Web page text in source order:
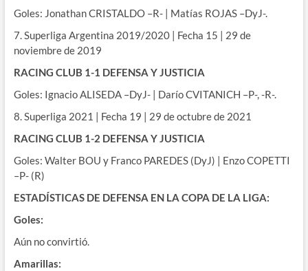
Goles: Jonathan CRISTALDO –R- | Matías ROJAS –DyJ-.
7. Superliga Argentina 2019/2020 | Fecha 15 | 29 de
noviembre de 2019
RACING CLUB 1-1 DEFENSA Y JUSTICIA
Goles: Ignacio ALISEDA –DyJ- | Darío CVITANICH –P-, -R-.
8. Superliga 2021 | Fecha 19 | 29 de octubre de 2021
RACING CLUB 1-2 DEFENSA Y JUSTICIA
Goles: Walter BOU y Franco PAREDES (DyJ) | Enzo COPETTI
–P- (R)
ESTADÍSTICAS DE DEFENSA EN LA COPA DE LA LIGA:
Goles:
Aún no convirtió.
Amarillas: